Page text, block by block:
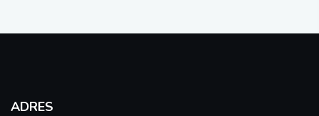
ADRES